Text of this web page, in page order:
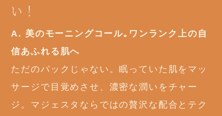
い！
A. 美のモーニングコール｡ワンランク上の自
信あふれる肌へ
ただのパックじゃない。眠っていた肌をマッ
サージで目覚めさせ、濃密な潤いをチャー
ジ。マジェスタならではの贅沢な配合とテク